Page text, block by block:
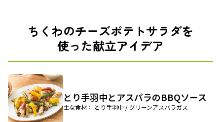
ちくわのチーズポテトサラダを
使った献立アイデア
とり手羽中とアスパラのBBQソース
主な食材： とり手羽中 / グリーンアスパラガス